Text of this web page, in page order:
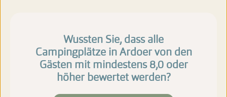
Wussten Sie, dass alle
Campingplätze in Ardoer von den
Gästen mit mindestens 8,0 oder
höher bewertet werden?